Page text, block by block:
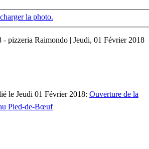
la photo.
pizzeria Raimondo | Jeudi, 01 Février 2018
le Jeudi 01 Février 2018: Ouverture de la
Pied-de-Bœuf